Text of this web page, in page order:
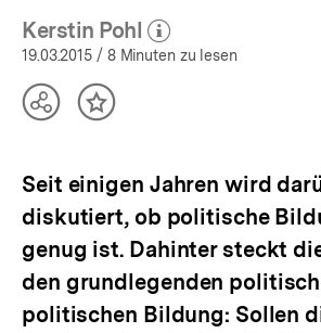
Kerstin Pohl
(Mehr zum Autor)
öffnen
19.03.2015 / 8 Minuten zu lesen
TeilenInhalt
Seit einigen Jahren wird
diskutiert, ob politische
genug ist. Dahinter steckt
den grundlegenden
politischen Bildung: Sollen